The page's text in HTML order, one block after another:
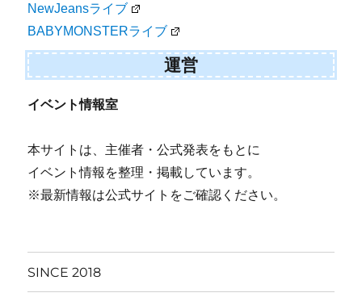
NewJeansライブ
BABYMONSTERライブ
運営
イベント情報室
本サイトは、主催者・公式発表をもとに
イベント情報を整理・掲載しています。
※最新情報は公式サイトをご確認ください。
SINCE 2018